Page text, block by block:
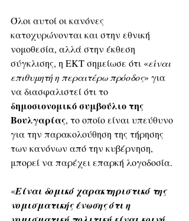
Όλοι αυτοί οι κανόνες
κατοχυρώνονται και στην εθνική
νομοθεσία, αλλά στην έκθεση
σύγκλισης, η ΕΚΤ σημείωσε ότι «είναι
επιθυμητή η περαιτέρω πρόοδος» για
να διασφαλιστεί ότι το
δημοσιονομικό συμβούλιο της
Βουλγαρίας, το οποίο είναι υπεύθυνο
για την παρακολούθηση της τήρησης
των κανόνων από την κυβέρνηση,
μπορεί να παρέχει επαρκή λογοδοσία.
«Είναι δομικό χαρακτηριστικό της
νομισματικής ένωσης ότι η